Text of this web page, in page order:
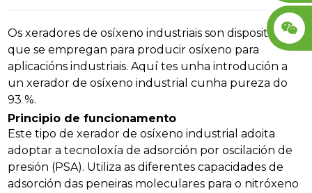
Os xeradores de osíxeno industriais son dispositivos
que se empregan para producir osíxeno para
aplicacións industriais. Aquí tes unha introdución a
un xerador de osíxeno industrial cunha pureza do
93 %.
Principio de funcionamento
Este tipo de xerador de osíxeno industrial adoita
adoptar a tecnoloxía de adsorción por oscilación de
presión (PSA). Utiliza as diferentes capacidades de
adsorción das peneiras moleculares para o nitróxeno